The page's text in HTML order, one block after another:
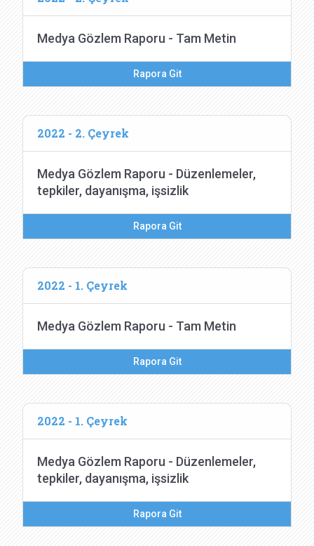
Medya Gözlem Raporu - Tam Metin
Rapora Git
2022 - 2. Çeyrek
Medya Gözlem Raporu - Düzenlemeler,
tepkiler, dayanışma, işsizlik
Rapora Git
2022 - 1. Çeyrek
Medya Gözlem Raporu - Tam Metin
Rapora Git
2022 - 1. Çeyrek
Medya Gözlem Raporu - Düzenlemeler,
tepkiler, dayanışma, işsizlik
Rapora Git